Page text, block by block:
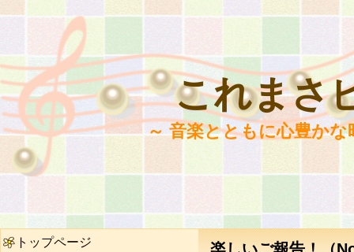
これまさ
～ 音楽とともに心豊か
トップページ